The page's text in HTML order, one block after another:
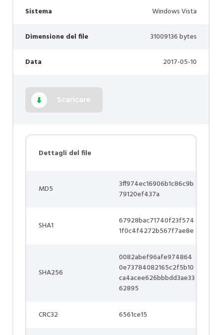
Sistema Windows Vista
Dimensione del file 31009136 bytes
Data 2017-05-10
Scaricare
Dettagli del file
MD5
3ff974ec16906b1c86c9b
79120ef437a
SHA1
67928bac71740f23f574
1f0c4f4272b567f7ae8e
SHA256
0082abef96afe974864
0e73784082165c2f5b10
ca4acee626bbbdd3ae33
62895
CRC32 6561ce15